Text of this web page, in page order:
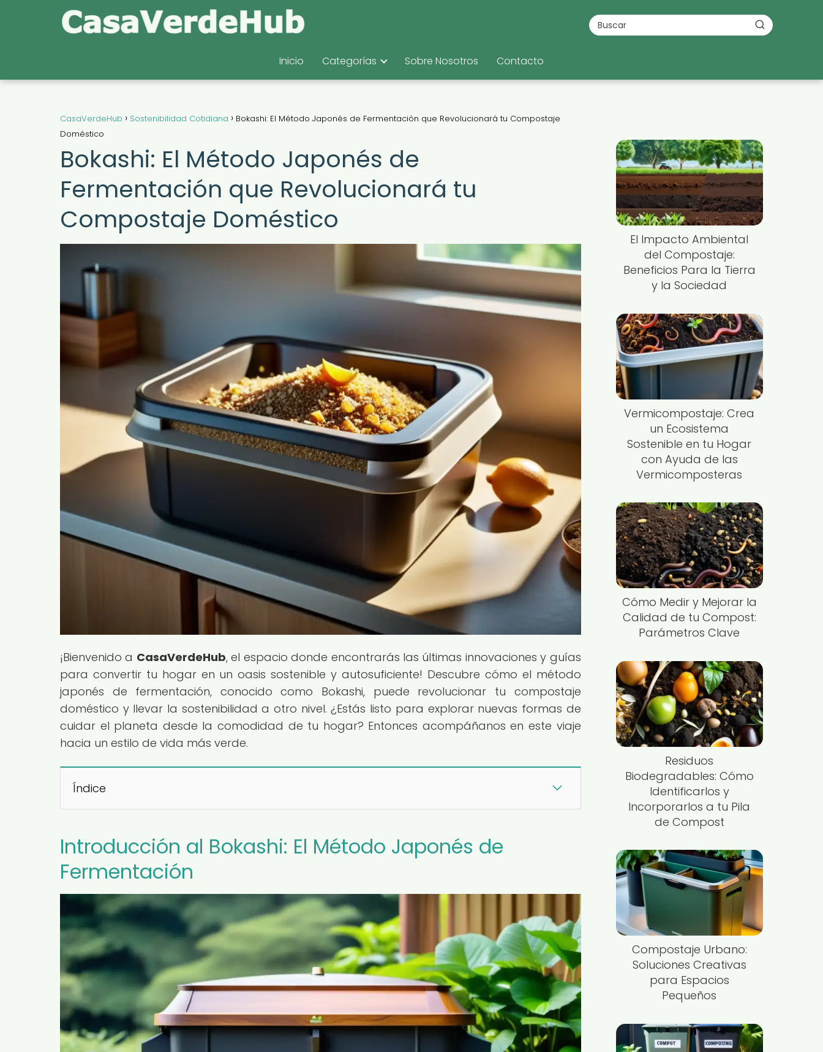
Inicio Categorías Sobre Nosotros Contacto
CasaVerdeHub Sostenibilidad Cotidiana
Bokashi: El Método Japonés de Fermentación que Revolucionará tu Compostaje
Doméstico
Bokashi: El Método Japonés de
Fermentación que Revolucionará tu
Compostaje Doméstico
¡Bienvenido a CasaVerdeHub, el espacio donde encontrarás las últimas innovaciones y guías
para convertir tu hogar en un oasis sostenible y autosuficiente! Descubre cómo el método
japonés de fermentación, conocido como Bokashi, puede revolucionar tu compostaje
doméstico y llevar la sostenibilidad a otro nivel. ¿Estás listo para explorar nuevas formas de
cuidar el planeta desde la comodidad de tu hogar? Entonces acompáñanos en este viaje
hacia un estilo de vida más verde.
Índice
Introducción al Bokashi: El Método Japonés de
Fermentación
El Impacto Ambiental
del Compostaje:
Beneficios Para la Tierra
y la Sociedad
Vermicompostaje: Crea
un Ecosistema
Sostenible en tu Hogar
con Ayuda de las
Vermicomposteras
Cómo Medir y Mejorar la
Calidad de tu Compost:
Parámetros Clave
Residuos
Biodegradables: Cómo
Identificarlos y
Incorporarlos a tu Pila
de Compost
Compostaje Urbano:
Soluciones Creativas
para Espacios
Pequeños